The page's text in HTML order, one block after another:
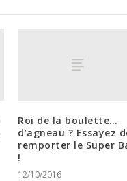
Roi de la boulette…
d’agneau ? Essayez
remporter le Super
!
12/10/2016